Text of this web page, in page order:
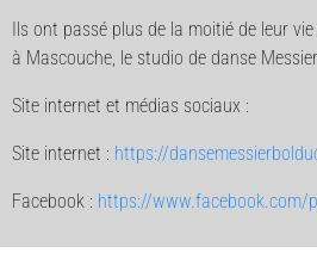
Ils ont passé plus de la moitié de leur
à Mascouche, le studio de danse
Site internet et médias sociaux :
Site internet : https://
Facebook : https://www.facebook.com/